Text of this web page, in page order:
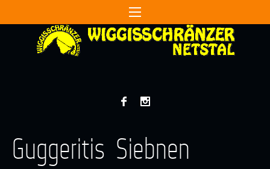
Guggeritis Siebnen